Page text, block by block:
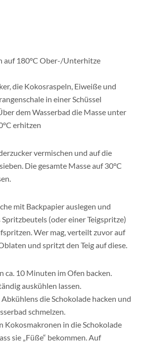
auf 180°C Ober-/Unterhitze
die Kokosraspeln, Eiweiße und
in einer Schüssel
dem Wasserbad die Masse unter
erhitzen
vermischen und auf die
Die gesamte Masse auf 30°C
mit Backpapier auslegen und
(oder einer Teigspritze)
Wer mag, verteilt zuvor auf
und spritzt den Teig auf diese.
ca. 10 Minuten im Ofen backen.
auskühlen lassen.
die Schokolade hacken und
schmelzen.
Kokosmakronen in die Schokolade
sie „Füße“ bekommen. Auf